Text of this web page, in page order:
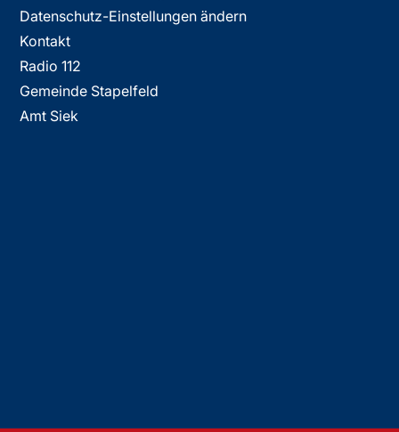
Datenschutz-Einstellungen ändern
Kontakt
Radio 112
Gemeinde Stapelfeld
Amt Siek